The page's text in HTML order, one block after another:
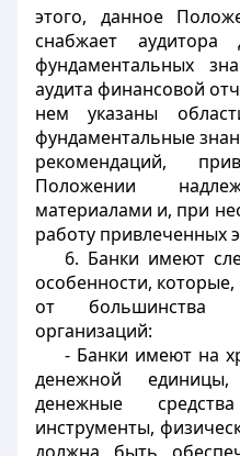
этого, данное
снабжает аудитора
фундаментальных
аудита финансовой
нем указаны
фундаментальные
рекомендаций,
Положении
материалами и, при
работу привлеченных
6. Банки имеют
особенности,
от большинства
организаций:
- Банки имеют на
денежной
денежные
инструменты,